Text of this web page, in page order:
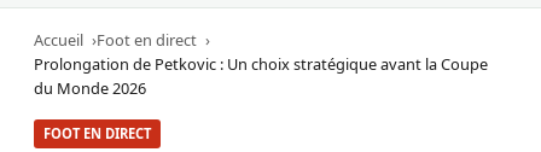
Accueil
Foot en direct
Prolongation de Petkovic : Un choix stratégique avant la Coupe
du Monde 2026
FOOT EN DIRECT